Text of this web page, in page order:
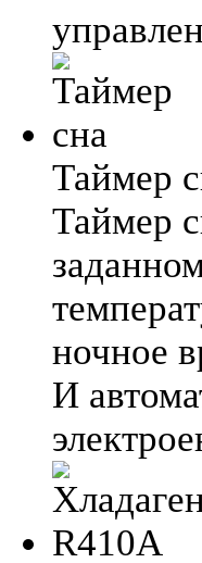
Таймер
Таймер
ночное
И